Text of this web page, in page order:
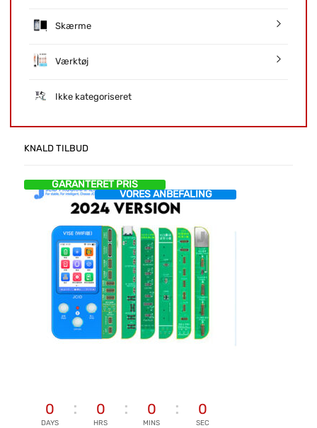
Skærme
Værktøj
Ikke kategoriseret
KNALD TILBUD
GARANTERET PRIS
VORES ANBEFALING
0
DAYS
0
HRS
0
MINS
0
SEC